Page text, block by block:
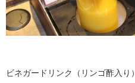
ビネガードリンク（リンゴ酢入り）